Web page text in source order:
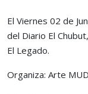
El Viernes 02 de
del Diario El
El Legado.
Organiza: Arte